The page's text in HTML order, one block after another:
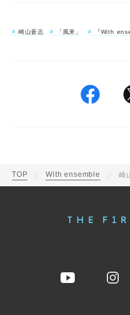
崎山蒼志 「風来」 『With
TOP With ensemble 崎